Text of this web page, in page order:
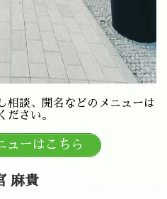
相談、開名などのメニューは
ださい。
ューはこちら
麻貴